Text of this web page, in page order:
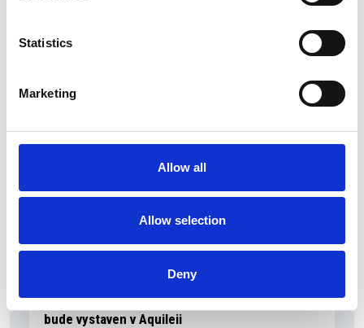
Statistics
Marketing
Allow all
Allow selection
Deny
Česká republika
Pražský fragment evangelia svatého Marka
bude vystaven v Aquileii